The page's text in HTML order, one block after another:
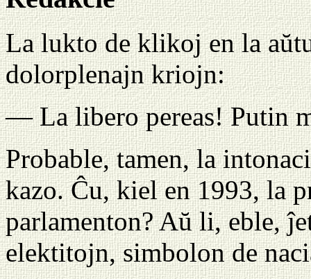
La lukto de klikoj en la
dolorplenajn kriojn:
— La libero pereas! Putin
Probable, tamen, la
kazo. Ĉu, kiel en 1993, la
parlamenton? Aŭ li, eble,
elektitojn, simbolon de